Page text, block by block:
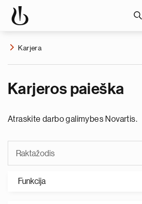
Karjera
Karjeros paieška
Atraskite darbo galimybes Novartis.
Funkcija